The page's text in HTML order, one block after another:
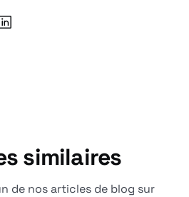
similaires
de nos articles de blog sur